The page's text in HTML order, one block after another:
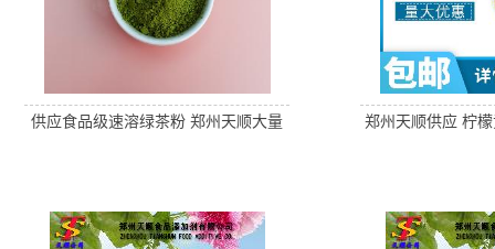
供应食品级速溶绿茶粉 郑州天顺大量
郑州天顺供应 柠